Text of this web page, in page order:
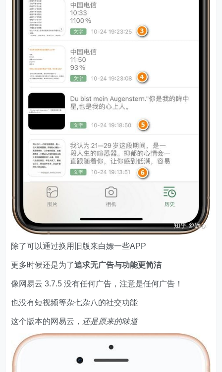
除了可以通过换用旧版来白嫖一些APP
更多时候还是为了追求无广告与功能更简洁
像网易云 3.7.5 没有任何广告，注意是任何广告！
也没有短视频等杂七杂八的社交功能
这个版本的网易云， 还是原来的味道